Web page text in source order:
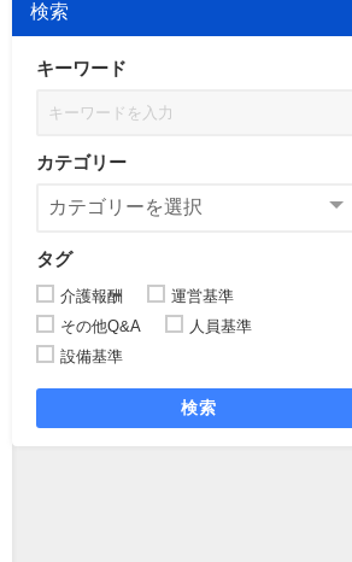
検索
キーワード
カテゴリー
タグ
介護報酬
運営基準
その他Q&A
人員基準
設備基準
検索